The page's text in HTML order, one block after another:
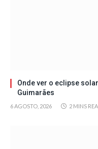
Onde ver o eclipse
Guimarães
6 AGOSTO, 2026 2 MINS